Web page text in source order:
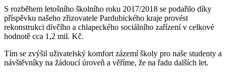
S rozběhem letošního školního roku 2017/2018 se podařilo díky
příspěvku našeho zřizovatele Pardubického kraje provést
rekonstrukci dívčího a chlapeckého sociálního zařízení v celkové
hodnotě cca 1,2 mil. Kč.
Tím se zvýšil uživatelský komfort zázemí školy pro naše studenty a
návštěvníky na žádoucí úroveň a věříme, že na řadu dalších let.